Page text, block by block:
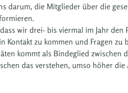
darum, die Mitglieder über die
wir drei- bis viermal im Jahr
Kontakt zu kommen und Fragen
kommt als Bindeglied
das verstehen, umso höher